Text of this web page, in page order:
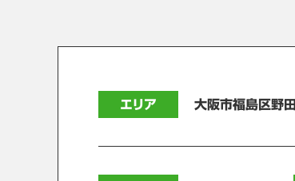
エリア 大阪市福島区野田